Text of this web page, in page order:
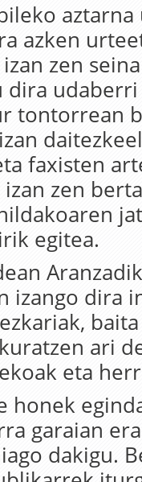
aztarna
azken
zen
dira
tontorrean
faxisten
zen
egitea.
izango dira
ari
eta
honek
garaian
dakigu.